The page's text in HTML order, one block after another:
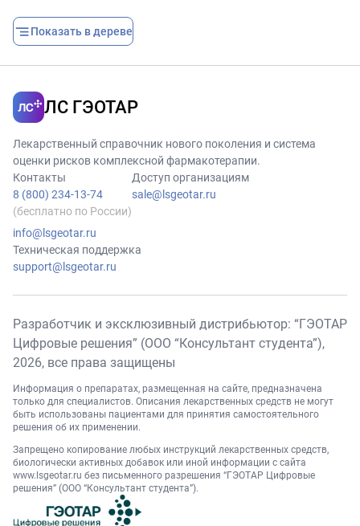
Показать в дереве
ЛС ГЭОТАР
Лекарственный справочник нового поколения и система
оценки рисков комплексной фармакотерапии.
Контакты
8 (800) 234-13-74
(бесплатно по России)
info@lsgeotar.ru
Доступ организациям
sale@lsgeotar.ru
Техническая поддержка
support@lsgeotar.ru
Разработчик и эксклюзивный дистрибьютор: “ГЭОТАР
Цифровые решения” (ООО “Консультант студента”),
2026, все права защищены
Информация о препаратах, размещенная на сайте, предназначена
только для специалистов. Описания лекарственных средств не могут
быть использованы пациентами для принятия самостоятельного
решения об их применении.
Запрещено копирование любых инструкций лекарственных средств,
биологически активных добавок или иной информации с сайта
www.lsgeotar.ru без письменного разрешения “ГЭОТАР Цифровые
решения” (ООО “Консультант студента”).